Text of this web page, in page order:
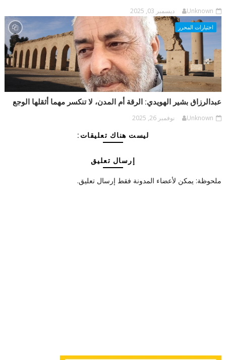
Unknown ديسمبر 03, 2025
اختيارات المحرر
عبدالرزاق بشير الهويدي: الرقة أم المدن، لا تنكسر مهما أثقلها الوجع
Unknown نوفمبر 26, 2025
ليست هناك تعليقات:
إرسال تعليق
ملحوظة: يمكن لأعضاء المدونة فقط إرسال تعليق.